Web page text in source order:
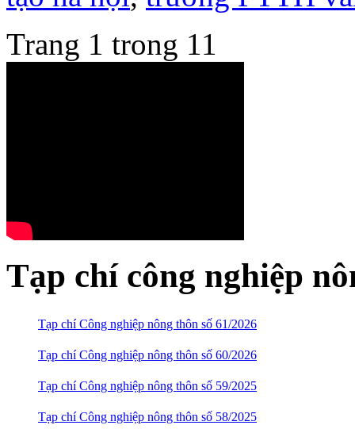
Trang 1 trong 11
Tạp chí công nghiệp
Tạp chí Công nghiệp nông thôn số 61/2026
Tạp chí Công nghiệp nông thôn số 60/2026
Tạp chí Công nghiệp nông thôn số 59/2025
Tạp chí Công nghiệp nông thôn số 58/2025